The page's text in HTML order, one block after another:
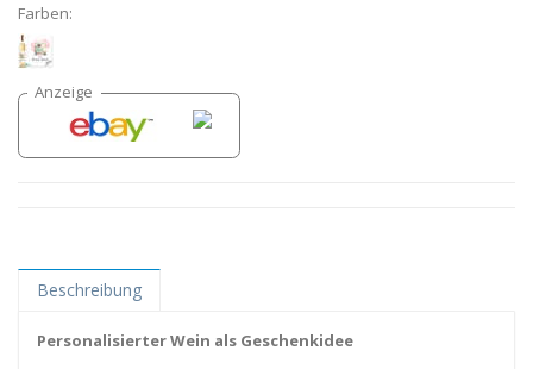
Farben:
Beschreibung
Personalisierter Wein als Geschenkidee